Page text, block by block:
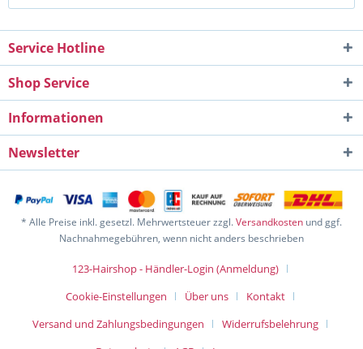
Service Hotline
Shop Service
Informationen
Newsletter
* Alle Preise inkl. gesetzl. Mehrwertsteuer zzgl.Versandkosten und ggf.
Nachnahmegebühren, wenn nicht anders beschrieben
123-Hairshop - Händler-Login (Anmeldung)
Cookie-Einstellungen
Über uns
Kontakt
Versand und Zahlungsbedingungen
Widerrufsbelehrung